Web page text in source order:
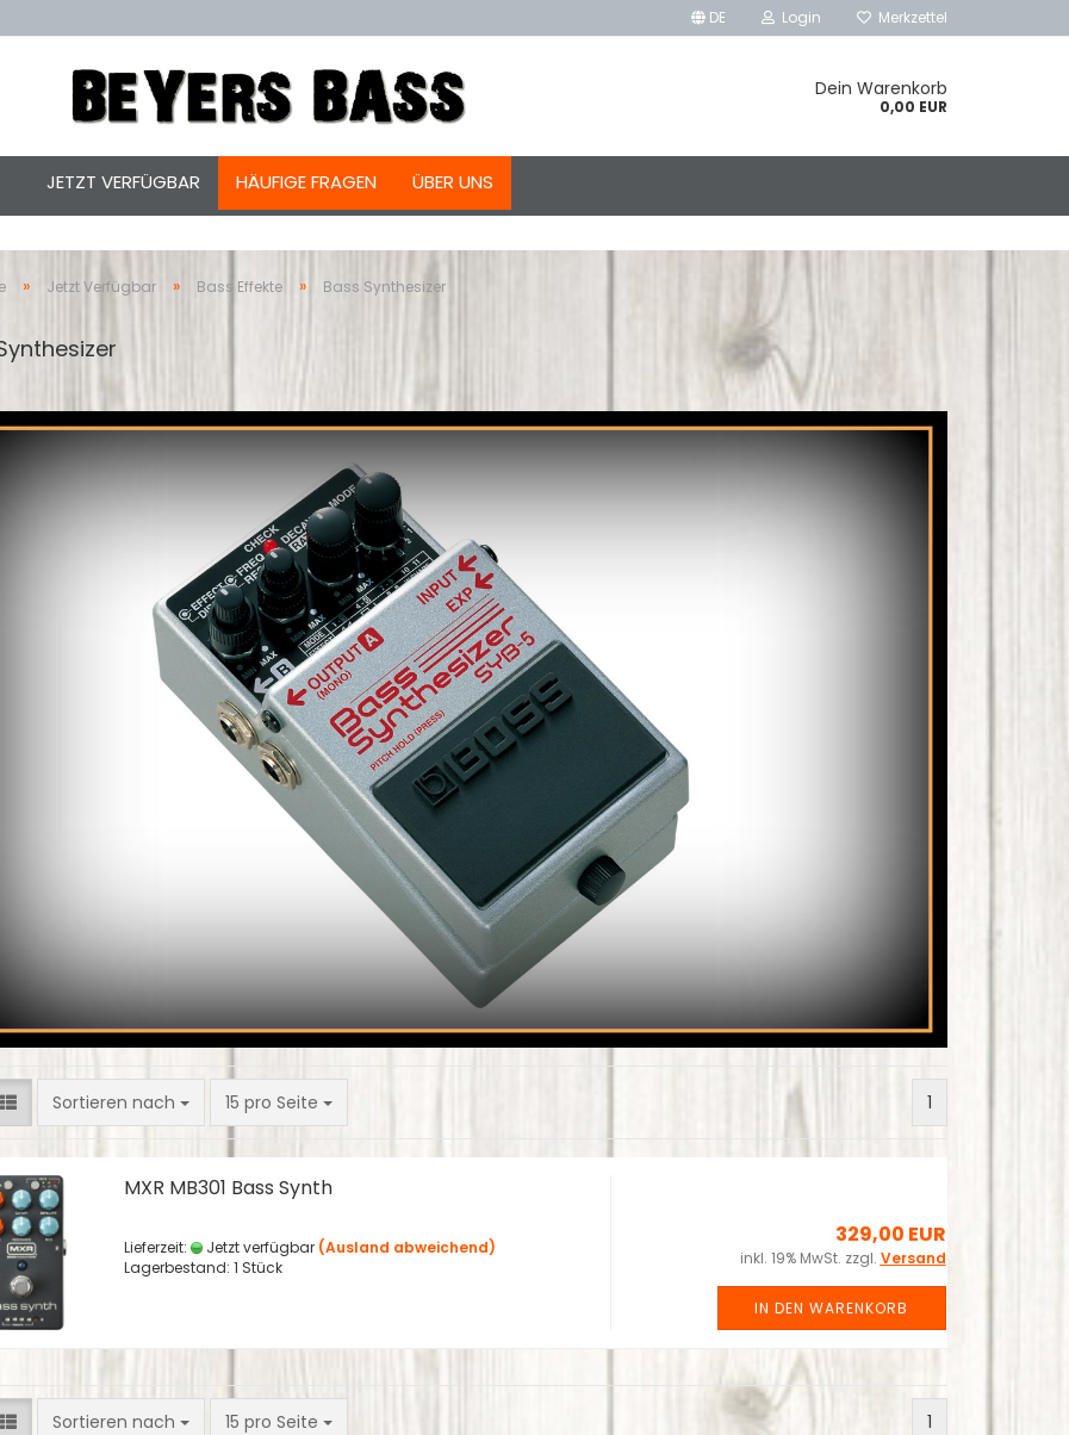
DE Login Merkzettel
Dein Warenkorb
0,00 EUR
JETZT VERFÜGBAR HÄUFIGE FRAGEN ÜBER UNS
» Jetzt Verfügbar » Bass Effekte » Bass Synthesizer
Sortieren nach
Sortieren nach 15 pro Seite
pro Seite 1
MXR MB301 Bass Synth
Lieferzeit: Jetzt verfügbar (Ausland abweichend)
Lagerbestand: 1 Stück
329,00 EUR
inkl. 19% MwSt. zzgl. Versand
IN DEN WARENKORB
Sortieren nach
Sortieren nach 15 pro Seite
pro Seite 1